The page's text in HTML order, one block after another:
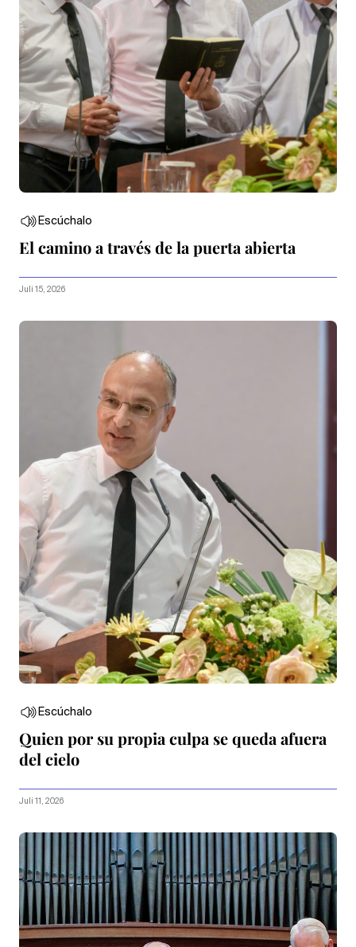
Escúchalo
El camino a través de la puerta abierta
Juli 15, 2026
Escúchalo
Quien por su propia culpa se queda afuera
del cielo
Juli 11, 2026